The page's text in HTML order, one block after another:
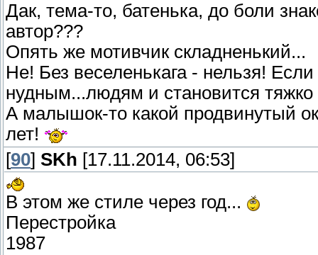
Дак, тема-то, батенька, до боли
автор???
Опять же мотивчик складненький...
Не! Без веселенькага - нельзя!
нудным...людям и становится
А малышок-то какой продвинутый
лет!
[90] SKh [17.11.2014, 06:53]
В этом же стиле через год...
Перестройка
1987